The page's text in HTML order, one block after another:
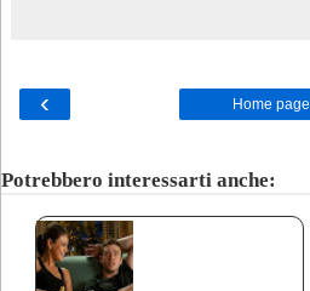
‹ Home page
Potrebbero interessarti anche: